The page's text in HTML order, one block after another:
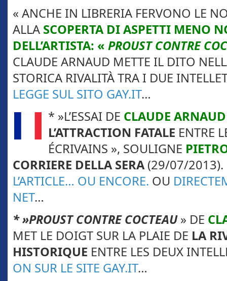
« ANCHE IN LIBRERIA FERVONO LE
ALLA SCOPERTA DI ASPETTI MENO
DELL’ARTISTA: « PROUST CONTRE
CLAUDE ARNAUD METTE IL DITO
STORICA RIVALITÀ TRA I DUE
LEGGE SUL SITO GAY.IT…
* »L’ESSAI DE CLAUDE ARNAUD
L’ATTRACTION FATALE ENTRE
ÉCRIVAINS », SOULIGNE
CORRIERE DELLA SERA(29/07/2013).
L’ARTICLE… OU ENCORE. OU
NET…
* »PROUST CONTRE COCTEAU» DE
MET LE DOIGT SUR LA PLAIE DE LA
HISTORIQUE ENTRE LES DEUX
ON SUR LE SITE GAY.IT…